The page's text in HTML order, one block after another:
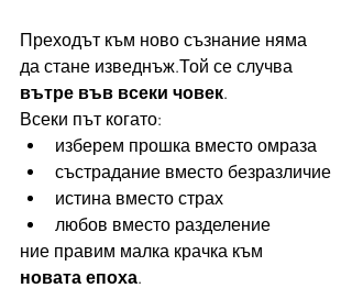
Преходът към ново съзнание няма
да стане изведнъж.Той се случва
вътре във всеки човек.
Всеки път когато:
изберем прошка вместо омраза
състрадание вместо безразличие
истина вместо страх
любов вместо разделение
ние правим малка крачка към
новата епоха.